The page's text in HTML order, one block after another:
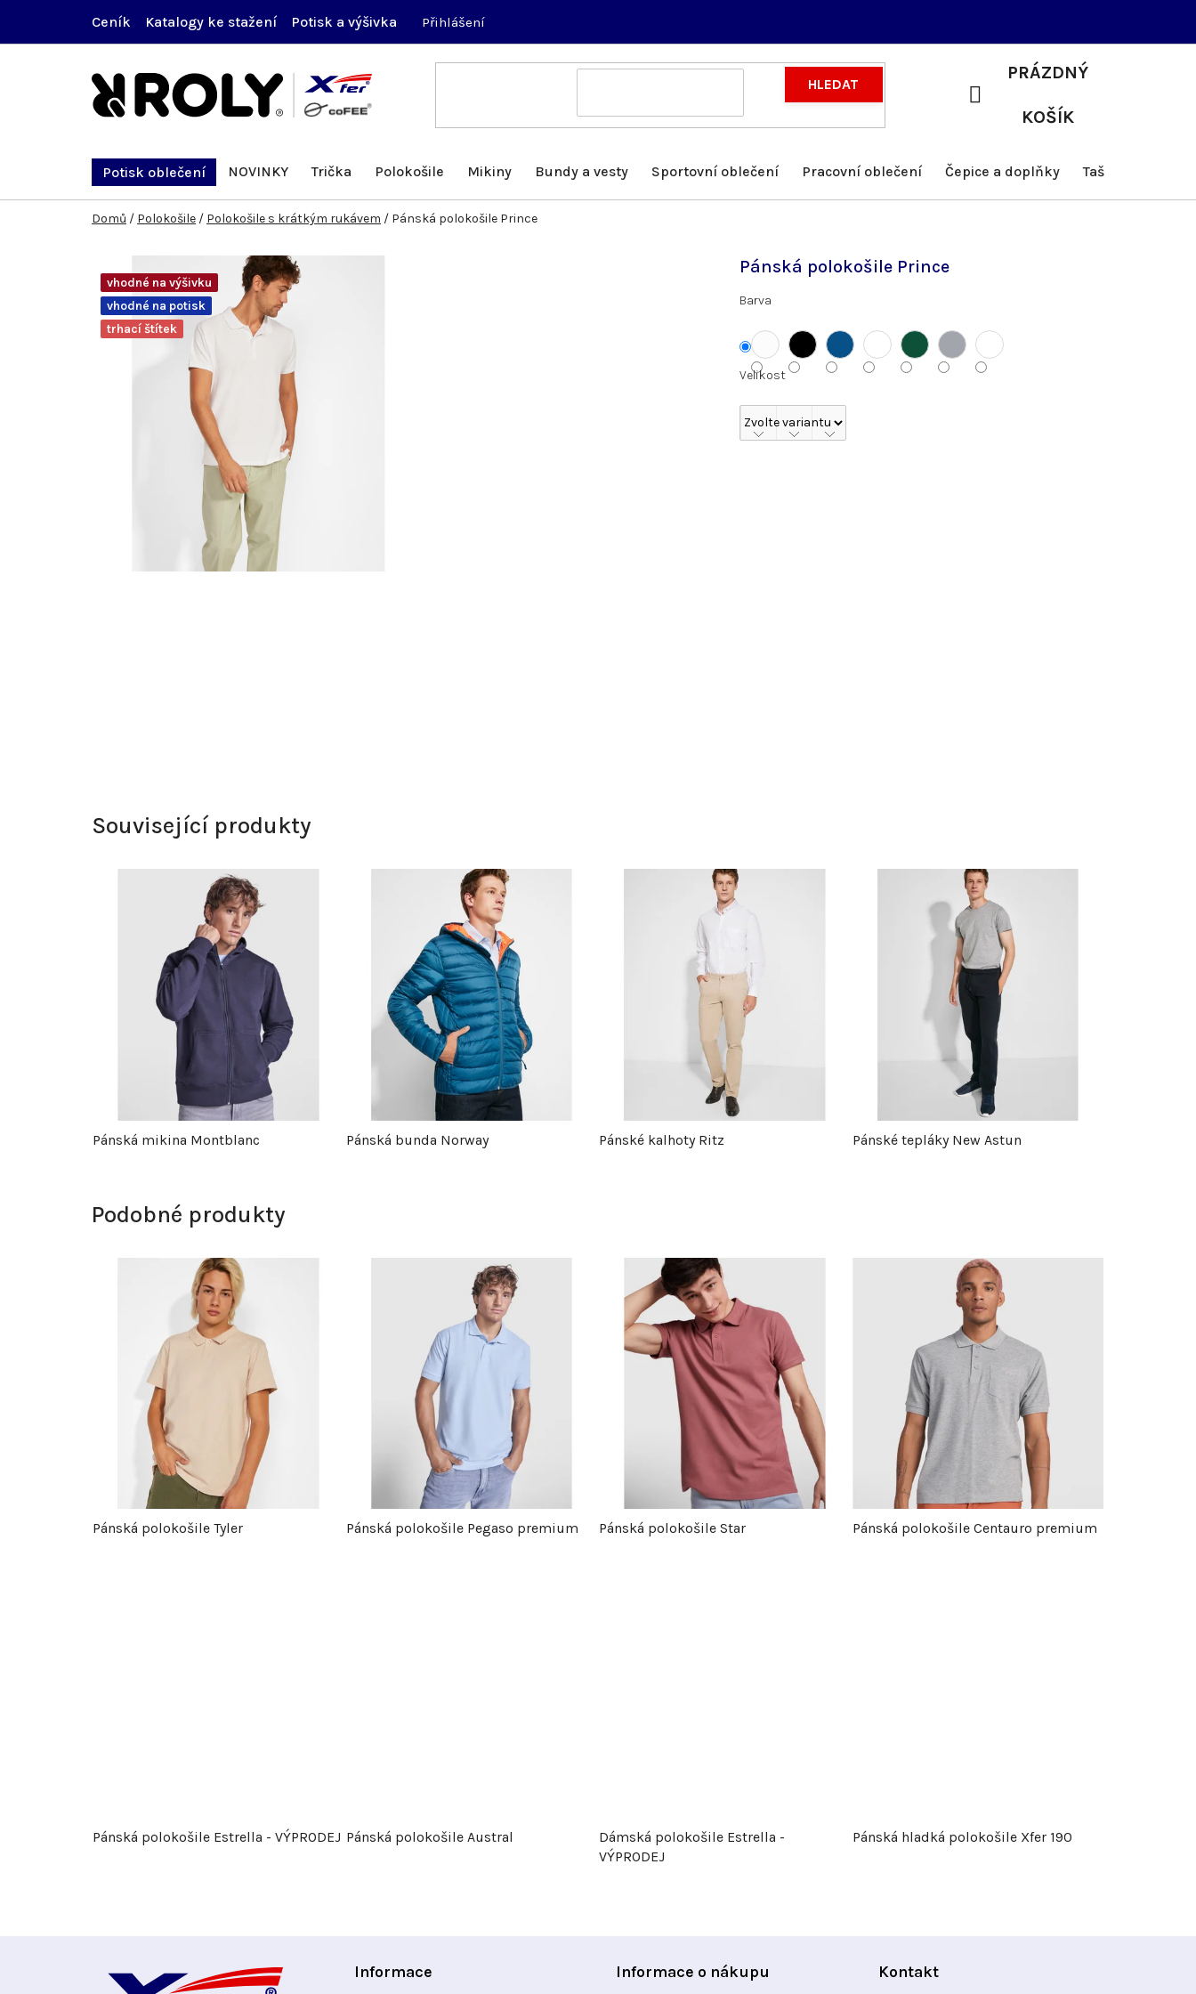
obsah
Ceník Katalogy ke stažení Potisk a výšivka Přihlášení
HLEDAT
NÁKUPNÍ
PRÁZDNÝ
KOŠÍK
Potisk oblečení NOVINKY Trička Polokošile Mikiny Bundy a vesty Sportovní oblečení Pracovní oblečení Čepice a doplňky Tašky a batohy
Domů / Polokošile / Polokošile s krátkým rukávem / Pánská polokošile Prince
Pánská polokošile Prince
Barva
Velikost
vhodné na výšivku
vhodné na potisk
trhací štítek
Související produkty
Pánská mikina Montblanc Pánská bunda Norway Pánské kalhoty Ritz Pánské tepláky New Astun
Podobné produkty
Pánská polokošile Tyler Pánská polokošile Pegaso premium Pánská polokošile Star Pánská polokošile Centauro premium
Pánská polokošile Estrella - VÝPRODEJ Pánská polokošile Austral
Dámská polokošile Estrella -
VÝPRODEJ
Pánská hladká polokošile Xfer 190
Informace Informace o nákupu Kontakt